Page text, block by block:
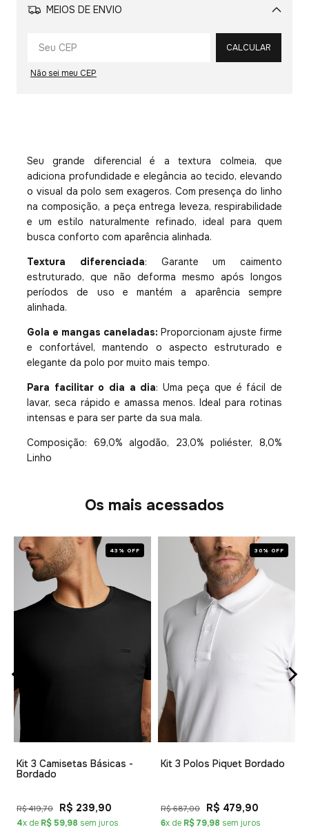
MEIOS DE ENVIO
Alterar CEP
CALCULAR
Não sei meu CEP
Seu grande diferencial é a textura colmeia, que
adiciona profundidade e elegância ao tecido, elevando
o visual da polo sem exageros. Com presença do linho
na composição, a peça entrega leveza, respirabilidade
e um estilo naturalmente refinado, ideal para quem
busca conforto com aparência alinhada.
Textura diferenciada: Garante um caimento
estruturado, que não deforma mesmo após longos
períodos de uso e mantém a aparência sempre
alinhada.
Gola e mangas caneladas: Proporcionam ajuste firme
e confortável, mantendo o aspecto estruturado e
elegante da polo por muito mais tempo.
Para facilitar o dia a dia: Uma peça que é fácil de
lavar, seca rápido e amassa menos. Ideal para rotinas
intensas e para ser parte da sua mala.
Composição: 69,0% algodão, 23,0% poliéster, 8,0%
Linho
Os mais acessados
43% OFF
Kit 3 Camisetas Básicas -
Bordado
R$ 419,70 R$ 239,90
4x de R$ 59,98 sem juros
30% OFF
Kit 3 Polos Piquet Bordado
R$ 687,00 R$ 479,90
6x de R$ 79,98 sem juros